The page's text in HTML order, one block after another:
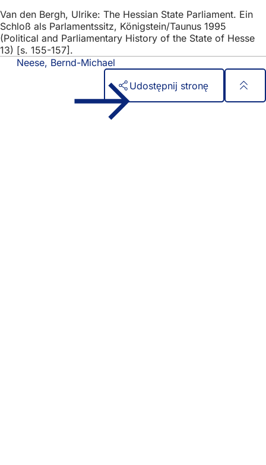
Van den Bergh, Ulrike: The Hessian State Parliament. Ein
Schloß als Parlamentssitz, Königstein/Taunus 1995
(Political and Parliamentary History of the State of Hesse
13) [s. 155-157].
Neese, Bernd-Michael
Udostępnij stronę